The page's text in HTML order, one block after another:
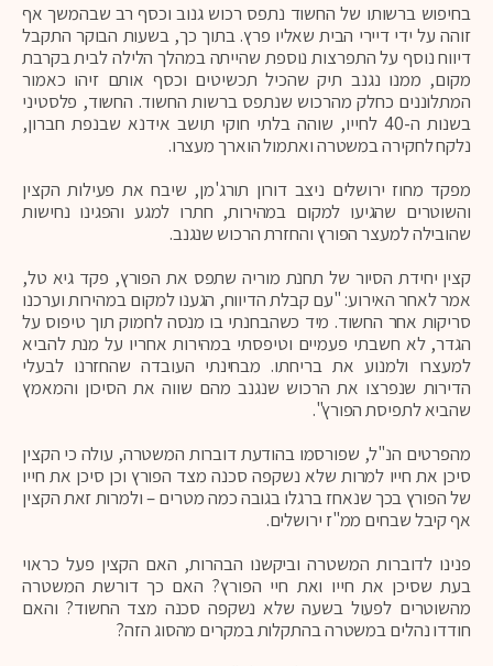
בחיפוש ברשותו של החשוד נתפס רכוש גנוב וכסף רב שבהמשך אף
זוהה על ידי דיירי הבית שאליו פרץ. בתוך כך, בשעות הבוקר התקבל
דיווח נוסף על התפרצות נוספת שהייתה במהלך הלילה לבית בקרבת
מקום, ממנו נגנב תיק שהכיל תכשיטים וכסף אותם זיהו כאמור
המתלוננים כחלק מהרכוש שנתפס ברשות החשוד. החשוד, פלסטיני
בשנות ה-40 לחייו, שוהה בלתי חוקי תושב אידנא שבנפת חברון,
נלקח לחקירה במשטרה ואתמול הוארך מעצרו.
מפקד מחוז ירושלים ניצב דורון תורג'מן, שיבח את פעילות הקצין
והשוטרים שהגיעו למקום במהירות, חתרו למגע והפגינו נחישות
שהובילה למעצר הפורץ והחזרת הרכוש שנגנב.
קצין יחידת הסיור של תחנת מוריה שתפס את הפורץ, פקד גיא טל,
אמר לאחר האירוע: "עם קבלת הדיווח, הגענו למקום במהירות וערכנו
סריקות אחר החשוד. מיד כשהבחנתי בו מנסה לחמוק תוך טיפוס על
הגדר, לא חשבתי פעמיים וטיפסתי במהירות אחריו על מנת להביא
למעצרו ולמנוע את בריחתו. מבחינתי העובדה שהחזרנו לבעלי
הדירות שנפרצו את הרכוש שנגנב מהם שווה את הסיכון והמאמץ
שהביא לתפיסת הפורץ".
מהפרטים הנ"ל, שפורסמו בהודעת דוברות המשטרה, עולה כי הקצין
סיכן את חייו למרות שלא נשקפה סכנה מצד הפורץ וכן סיכן את חייו
של הפורץ בכך שנאחז ברגלו בגובה כמה מטרים – ולמרות זאת הקצין
אף קיבל שבחים ממ"ז ירושלים.
פנינו לדוברות המשטרה וביקשנו הבהרות, האם הקצין פעל כראוי
בעת שסיכן את חייו ואת חיי הפורץ? האם כך דורשת המשטרה
מהשוטרים לפעול בשעה שלא נשקפה סכנה מצד החשוד? והאם
חודדו נהלים במשטרה בהתקלות במקרים מהסוג הזה?